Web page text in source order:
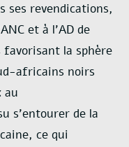
ses revendications,
et à l’AD de
favorisant la sphère
africains noirs
au
s’entourer de la
ce qui